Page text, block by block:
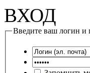
ВХОД
Введите ваш логин и